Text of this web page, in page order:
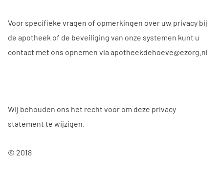
Voor specifieke vragen of opmerkingen over uw privacy bij
de apotheek of de beveiliging van onze systemen kunt u
contact met ons opnemen via apotheekdehoeve@ezorg.nl
Wij behouden ons het recht voor om deze privacy
statement te wijzigen.
© 2018